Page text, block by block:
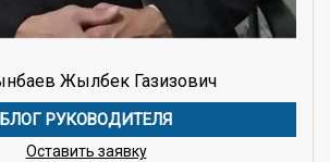
Жылбек Газизович
БЛОГ РУКОВОДИТЕЛЯ
Оставить заявку